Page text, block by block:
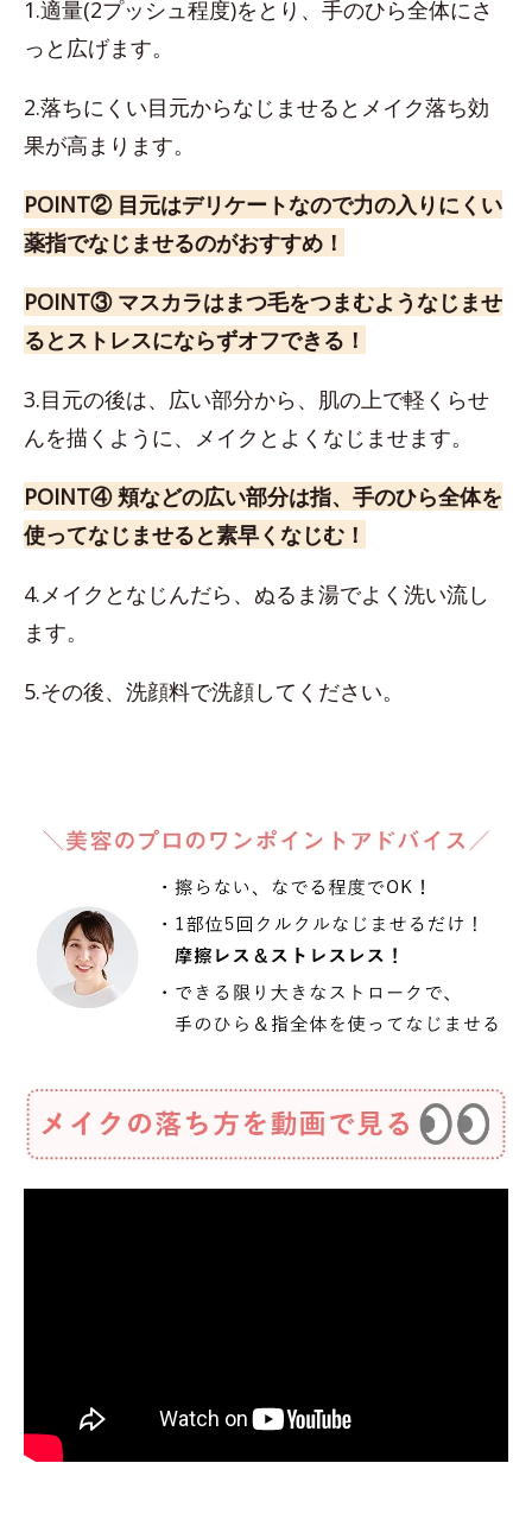
1.適量(2プッシュ程度)をとり、手のひら全体にさ
っと広げます。
2.落ちにくい目元からなじませるとメイク落ち効
果が高まります。
POINT② 目元はデリケートなので力の入りにくい
薬指でなじませるのがおすすめ！
POINT③ マスカラはまつ毛をつまむようなじませ
るとストレスにならずオフできる！
3.目元の後は、広い部分から、肌の上で軽くらせ
んを描くように、メイクとよくなじませます。
POINT④ 頬などの広い部分は指、手のひら全体を
使ってなじませると素早くなじむ！
4.メイクとなじんだら、ぬるま湯でよく洗い流し
ます。
5.その後、洗顔料で洗顔してください。